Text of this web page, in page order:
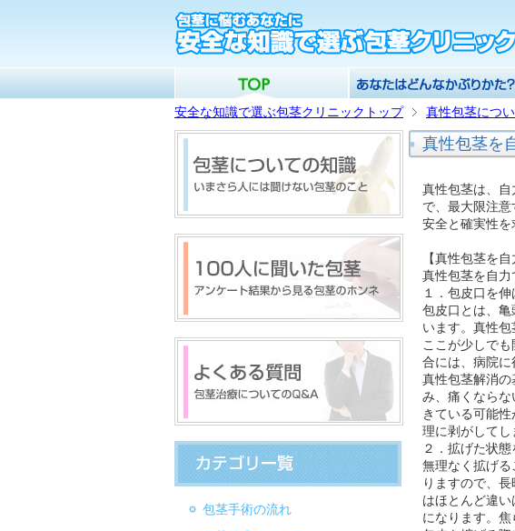
安全な知識で選ぶ包茎クリニックトップ 真性包茎につ
真性包茎を
真性包茎は、
で、最大限注意
安全と確実性を
【真性包茎を
真性包茎を自力
１．包皮口を伸
包皮口とは、
います。真性包
ここが少しで
合には、病院に
真性包茎解消
み、痛くなら
きている可能
理に剥がしてし
２．拡げた状
無理なく拡げ
りますので、
はほとんど違
になります。焦
包茎手術の流れ